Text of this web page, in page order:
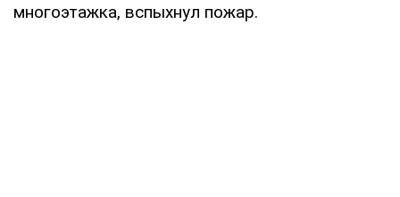
многоэтажка, вспыхнул пожар.